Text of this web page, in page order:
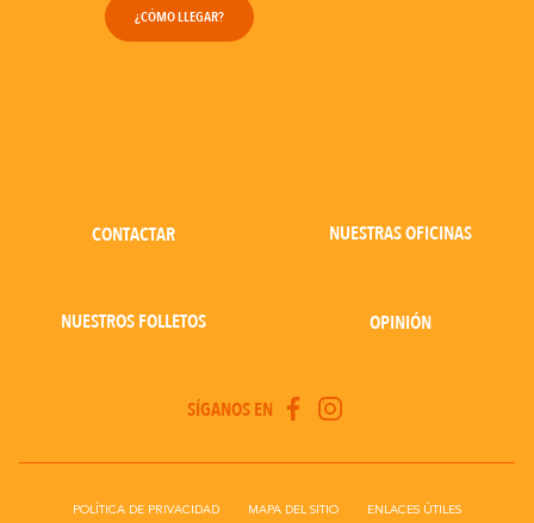
¿CÓMO LLEGAR?
CONTACTAR NUESTRAS OFICINAS
NUESTROS FOLLETOS OPINIÓN
SÍGANOS EN
POLÍTICA DE PRIVACIDAD MAPA DEL SITIO ENLACES ÚTILES